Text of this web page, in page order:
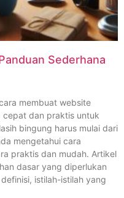
Sederhana
membuat website
cepat dan praktis untuk
bingung harus mulai dari
mengetahui cara
praktis dan mudah. Artikel
dasar yang diperlukan
istilah-istilah yang